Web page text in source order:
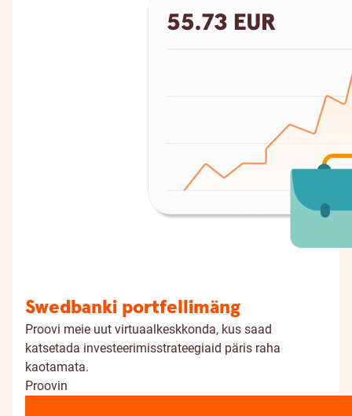
Swedbanki portfellimäng
Proovi meie uut virtuaalkeskkonda, kus saad
katsetada investeerimisstrateegiaid päris raha
kaotamata.
Proovin